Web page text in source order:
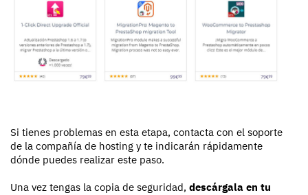
Si tienes problemas en esta etapa, contacta con el soporte
de la compañía de hosting y te indicarán rápidamente
dónde puedes realizar este paso.
Una vez tengas la copia de seguridad, descárgala en tu